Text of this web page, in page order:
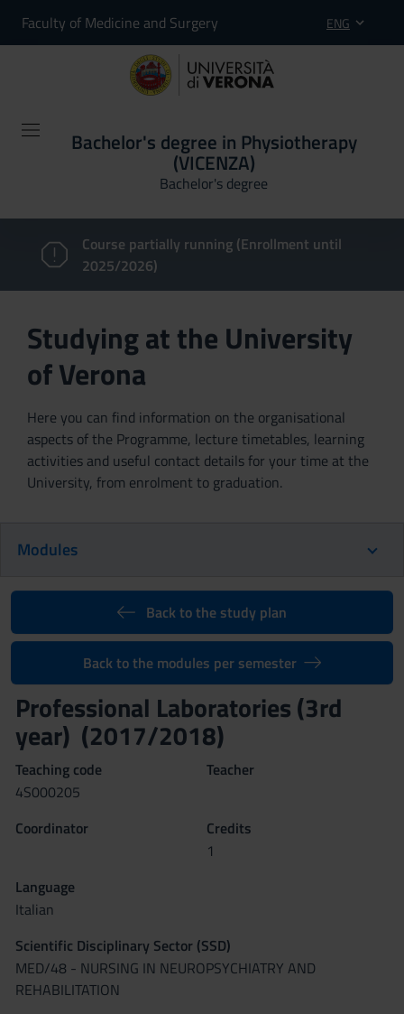
Faculty of Medicine and Surgery ENG
Bachelor's degree in Physiotherapy
(VICENZA)
Bachelor's degree
Course partially running (Enrollment until
2025/2026)
Studying at the University
of Verona
Here you can find information on the organisational
aspects of the Programme, lecture timetables, learning
activities and useful contact details for your time at the
University, from enrolment to graduation.
Modules
Back to the study plan
Back to the modules per semester
Professional Laboratories (3rd
year) (2017/2018)
Teaching code
4S000205
Teacher
Coordinator
Credits
1
Language
Italian
Scientific Disciplinary Sector (SSD)
MED/48 - NURSING IN NEUROPSYCHIATRY AND
REHABILITATION